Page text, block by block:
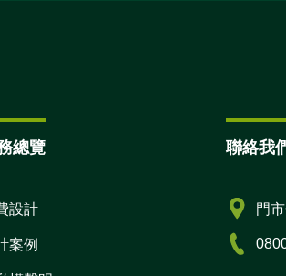
總覽
設計
案例
聯絡我
門